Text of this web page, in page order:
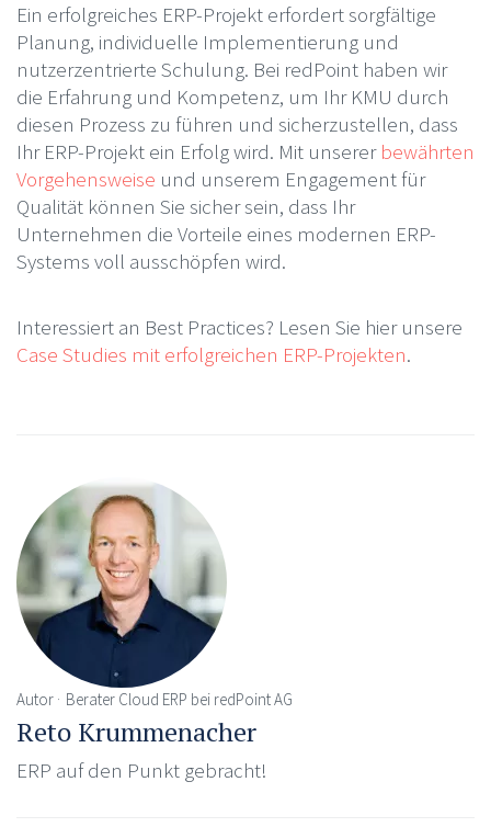
Ein erfolgreiches ERP-Projekt erfordert sorgfältige
Planung, individuelle Implementierung und
nutzerzentrierte Schulung. Bei redPoint haben wir
die Erfahrung und Kompetenz, um Ihr KMU durch
diesen Prozess zu führen und sicherzustellen, dass
Ihr ERP-Projekt ein Erfolg wird. Mit unserer bewährten
Vorgehensweise und unserem Engagement für
Qualität können Sie sicher sein, dass Ihr
Unternehmen die Vorteile eines modernen ERP-
Systems voll ausschöpfen wird.
Interessiert an Best Practices? Lesen Sie hier unsere
Case Studies mit erfolgreichen ERP-Projekten.
Autor Berater Cloud ERP bei redPoint AG
Reto Krummenacher
ERP auf den Punkt gebracht!